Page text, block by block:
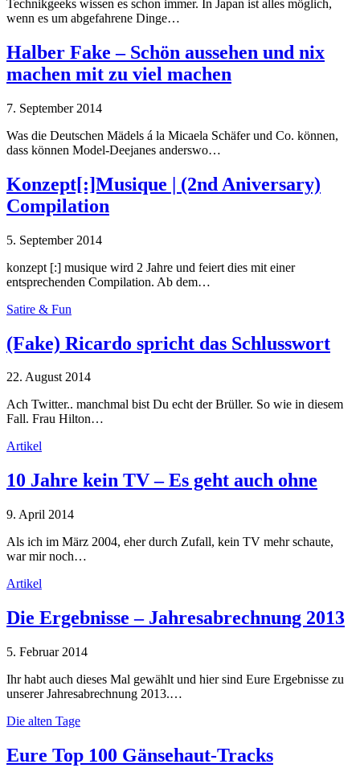
Technikgeeks wissen es schon immer. In Japan ist alles möglich,
wenn es um abgefahrene Dinge…
Halber Fake – Schön aussehen und nix
machen mit zu viel machen
7. September 2014
Was die Deutschen Mädels á la Micaela Schäfer und Co. können,
dass können Model-Deejanes anderswo…
Konzept[:]Musique | (2nd Aniversary)
Compilation
5. September 2014
konzept [:] musique wird 2 Jahre und feiert dies mit einer
entsprechenden Compilation. Ab dem…
Satire & Fun
(Fake) Ricardo spricht das Schlusswort
22. August 2014
Ach Twitter.. manchmal bist Du echt der Brüller. So wie in diesem
Fall. Frau Hilton…
Artikel
10 Jahre kein TV – Es geht auch ohne
9. April 2014
Als ich im März 2004, eher durch Zufall, kein TV mehr schaute,
war mir noch…
Artikel
Die Ergebnisse – Jahresabrechnung 2013
5. Februar 2014
Ihr habt auch dieses Mal gewählt und hier sind Eure Ergebnisse zu
unserer Jahresabrechnung 2013.…
Die alten Tage
Eure Top 100 Gänsehaut-Tracks